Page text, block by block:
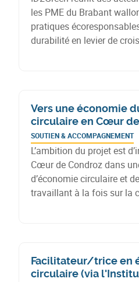
les PME du Brabant
pratiques
durabilité en levier de
thématiques, coaching
Vers une économie
circulaire en Cœur
SOUTIEN & ACCOMPAGNEMENT
L’ambition du projet est
Cœur de Condroz dans
d’économie circulaire et
travaillant à la fois sur la
Facilitateur/trice en
circulaire (via